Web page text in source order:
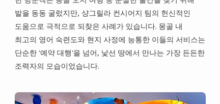
발을 동동 굴렀지만, 샹그릴라 컨시어지 팀의 헌신적인
도움으로 극적으로 되찾은 사례가 있습니다. 몽골 내
최고의 영어 숙련도와 현지 사정에 능통한 이들의 서비스는
단순한 '예약 대행'을 넘어, 낯선 땅에서 만나는 가장 든든한
조력자의 모습이었습니다.